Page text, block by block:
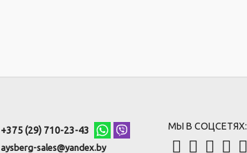
+375 (29) 710-23-43
aysberg-sales@yandex.by
МЫ В СОЦСЕТЯХ: